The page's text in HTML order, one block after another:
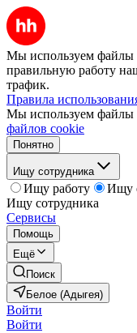
Мы используем файлы
правильную работу
трафик.
Правила
Мы используем файлы
файлов cookie
Понятно
Ищу сотрудника
Ищу работу
Ищу
Ищу сотрудника
Сервисы
Помощь
Ещё
Поиск
Белое (Адыгея)
Войти
Войти